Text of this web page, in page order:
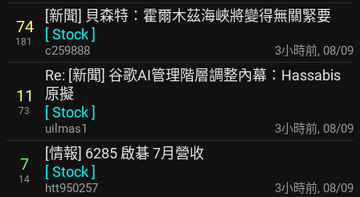
74
181
[新聞] 貝森特：霍爾木茲海峽將變得無關緊要
[Stock]
c259888 3小時前, 08/09
11
73
Re: [新聞] 谷歌AI管理階層調整內幕：Hassabis
原擬
[Stock]
uilmas1 3小時前, 08/09
7
14
[情報] 6285 啟碁 7月營收
[Stock]
htt950257 3小時前, 08/09